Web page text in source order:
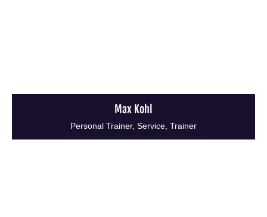
Max Kohl
Personal Trainer, Service, Trainer